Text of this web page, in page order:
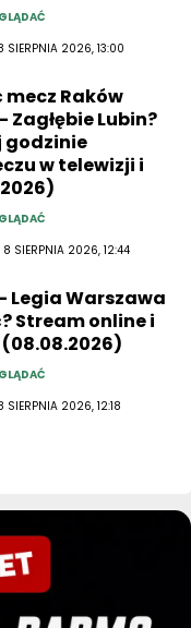
SIERPNIA 2026, 13:00
Raków
Lubin?
godzinie
w telewizji i
8 SIERPNIA 2026, 12:44
Legia Warszawa
Stream online i
SIERPNIA 2026, 12:18